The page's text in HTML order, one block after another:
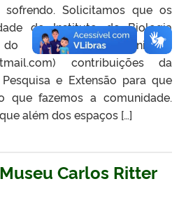
Solicitamos que os
do Instituto de Biologia
do e-mail da Unidade
contribuições da
e Extensão para que
que fazemos a comunidade.
além dos espaços […]
Carlos Ritter